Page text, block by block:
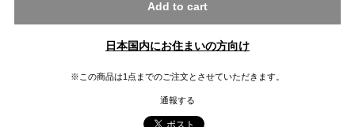
Add to cart
日本国内にお住まいの方向け
※この商品は1点までのご注文とさせていただきます。
通報する